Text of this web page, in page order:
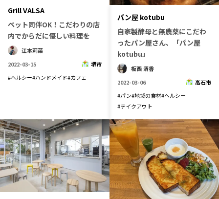
Grill VALSA
ペット同伴OK！こだわりの店
内でからだに優しい料理を
江本莉菜
2022-03-15
堺市
#ヘルシー#ハンドメイド#カフェ
パン屋 kotubu
自家製酵母と無農薬にこだわ
ったパン屋さん、「パン屋
kotubu」
板西 清香
2022-03-06
高石市
#パン#地域の食材#ヘルシー
#テイクアウト